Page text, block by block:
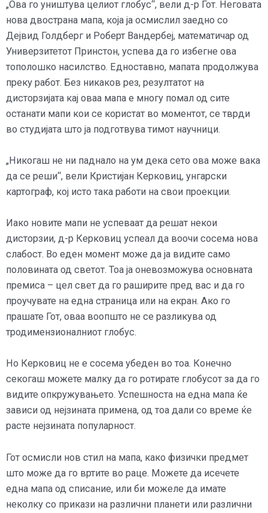
„Ова го уништува целиот глобус“, вели д-р Гот. Неговата
нова двострана мапа, која ја осмислил заедно со
Дејвид Голдберг и Роберт Вандербеј, математичар од
Универзитетот Принстон, успева да го избегне ова
тополошко насилство. Едноставно, мапата продолжува
преку работ. Без никаков рез, резултатот на
дисторзијата кај оваа мапа е многу помал од сите
останати мапи кои се користат во моментот, се тврди
во студијата што ја подготвува тимот научници.
„Никогаш не ни паднало на ум дека сето ова може вака
да се реши“, вели Кристијан Керковиц, унгарски
картограф, кој исто така работи на свои проекции.
Иако новите мапи не успеваат да решат некои
дисторзии, д-р Керковиц успеал да воочи сосема нова
слабост. Во еден момент може да ја видите само
половината од светот. Тоа ја оневозможува основната
премиса – цел свет да го раширите пред вас и да го
проучувате на една страница или на екран. Ако го
прашате Гот, оваа воопшто не се разликува од
тродимензионалниот глобус.
Но Керковиц не е сосема убеден во тоа. Конечно
секогаш можете малку да го ротирате глобусот за да го
видите опкружувањето. Успешноста на една мапа ќе
зависи од нејзината примена, од тоа дали со време ќе
расте нејзината популарност.
Гот осмисли нов стил на мапа, како физички предмет
што може да го вртите во раце. Можете да исечете
една мапа од списание, или би можеле да имате
неколку со прикази на различни планети или различни